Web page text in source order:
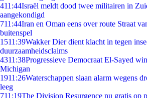
411:44Israël meldt dood twee militairen in
aangekondigd
711:44Iran en Oman eens over route Straat
buitenspel
1511:39Wakker Dier dient klacht in tegen
duurzaamheidsclaims
4311:38Progressieve Democraat El-Sayed
Michigan
1911:26Waterschappen slaan alarm wegens
leeg
711:19The Division Resurgence nu gratis op